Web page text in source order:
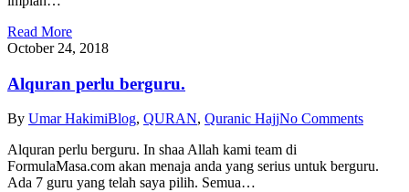
Read More
October 24, 2018
Alquran perlu berguru.
By Umar HakimiBlog, QURAN, Quranic HajjNo Comments
Alquran perlu berguru. In shaa Allah kami team di
FormulaMasa.com akan menaja anda yang serius untuk berguru.
Ada 7 guru yang telah saya pilih. Semua…